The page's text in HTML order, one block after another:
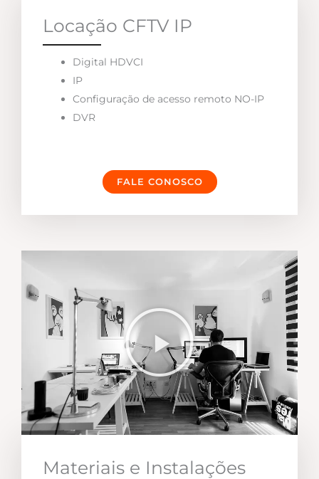
Locação CFTV IP
Digital HDVCI
IP
Configuração de acesso remoto NO-IP
DVR
FALE CONOSCO
Materiais e Instalações